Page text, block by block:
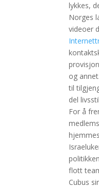
lykkes,
Norges
videoer
og
til
del
For å
flott
Cubus